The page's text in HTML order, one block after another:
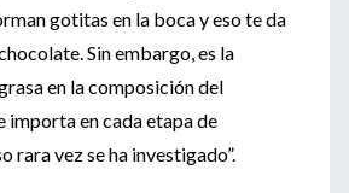
gotitas en la boca y eso te da
Sin embargo, es la
en la composición del
importa en cada etapa de
rara vez se ha investigado”.